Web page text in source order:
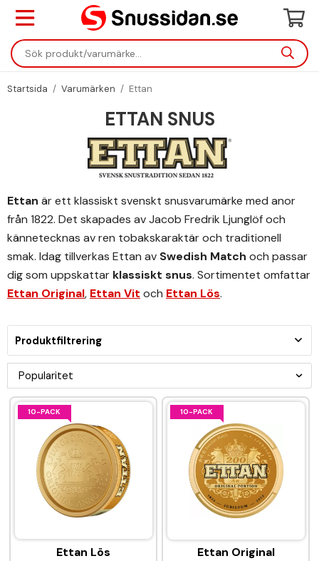
Startsida / Varumärken / Ettan
ETTAN SNUS
Ettan är ett klassiskt svenskt snusvarumärke med anor
från 1822. Det skapades av Jacob Fredrik Ljunglöf och
kännetecknas av ren tobakskaraktär och traditionell
smak. Idag tillverkas Ettan av Swedish Match och passar
dig som uppskattar klassiskt snus. Sortimentet omfattar
Ettan Original, Ettan Vit och Ettan Lös.
Produktfiltrering
10-PACK
Ettan Lös
10-PACK
Ettan Original